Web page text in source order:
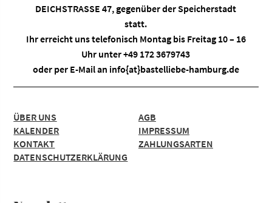
DEICHSTRASSE 47, gegenüber der Speicherstadt
statt.
Ihr erreicht uns telefonisch Montag bis Freitag 10 – 16
Uhr unter +49 172 3679743
oder per E-Mail an info{at}bastelliebe-hamburg.de
ÜBER UNS
KALENDER
KONTAKT
DATENSCHUTZERKLÄRUNG
AGB
IMPRESSUM
ZAHLUNGSARTEN